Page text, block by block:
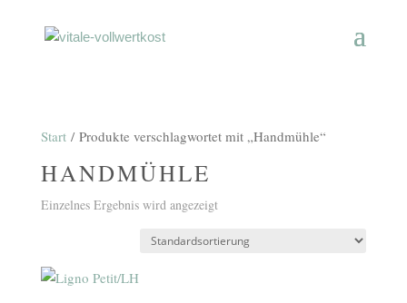
Start/ Produkte verschlagwortet mit „Handmühle“
HANDMÜHLE
Einzelnes Ergebnis wird angezeigt